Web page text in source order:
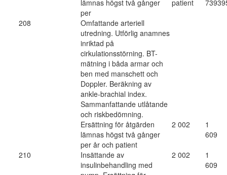
lämnas högst två gånger
per
patient
739
208
Omfattande arteriell
utredning. Utförlig anamnes
inriktad på
cirkulationsstörning. BT-
mätning i båda armar och
ben med manschett och
Doppler. Beräkning av
ankle-brachial index.
Sammanfattande utlåtande
och riskbedömning.
Ersättning för åtgärden
lämnas högst två gånger
per år och patient
2 002
1
609
210
Insättande av
insulinbehandling med
2 002
1
609